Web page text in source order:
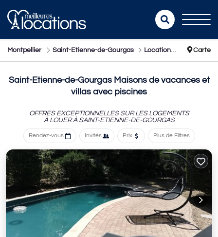
Montpellier Saint-Etienne-de-Gourgas Locations de vacances avec piscine Carte
Saint-Etienne-de-Gourgas Maisons de vacances et
villas avec piscines
OFFRES EXCEPTIONNELLES SUR LES LOGEMENTS
À LOUER À SAINT-ETIENNE-DE-GOURGAS
Rendez-vous Invités Prix Plus de Filtres